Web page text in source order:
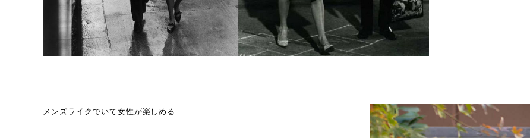
メンズライクでいて女性が楽しめる...